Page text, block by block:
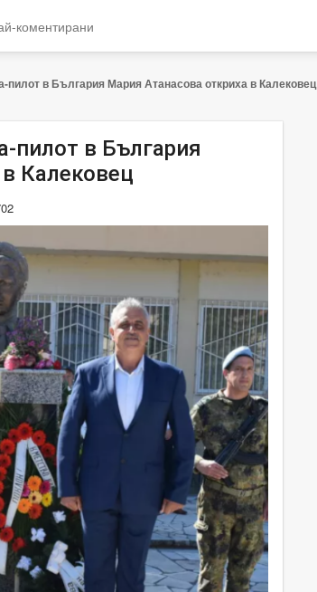
коментирани
пилот в България Мария Атанасова откриха в Калековец
пилот в България
Калековец